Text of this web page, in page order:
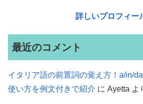
詳しいプロフィー
最近のコメント
イタリア語の前置詞の覚え方！a/in/
使い方を例文付きで紹介 に Ayetta よ